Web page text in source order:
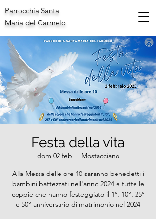
Parrocchia Santa
Maria del Carmelo
Festa della vita
dom 02 feb
  |
Mostacciano
Alla Messa delle ore 10 saranno benedetti i
bambini battezzati nell'anno 2024 e tutte le
coppie che hanno festeggiato il 1°, 10°, 25°
e 50° anniversario di matrimonio nel 2024